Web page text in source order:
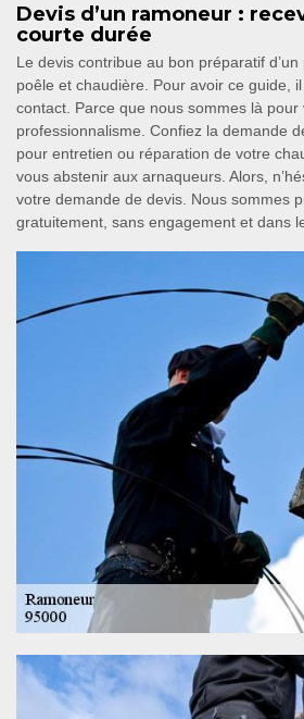
Devis d’un ramoneur :
courte durée
Le devis contribue au bon préparatif d’un
poêle et chaudière. Pour avoir ce guide,
contact. Parce que nous sommes là pour
professionnalisme. Confiez la demande
pour entretien ou réparation de votre
vous abstenir aux arnaqueurs. Alors,
votre demande de devis. Nous sommes
gratuitement, sans engagement et dans